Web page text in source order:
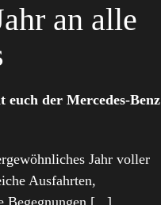
an alle
euch der Mercedes-Benz
Jahr voller
Ausfahrten,
Begegnungen [...]